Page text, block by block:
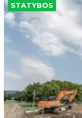
STATYBOS